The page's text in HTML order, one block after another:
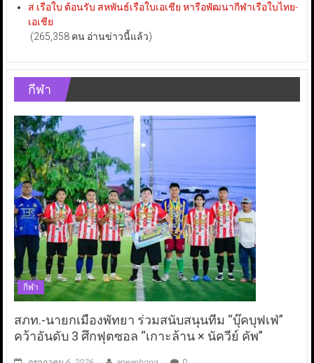
ส.เรือใบ ต้อนรับ สหพันธ์เรือใบเอเชีย หารือพัฒนากีฬาเรือใบไทย-
เอเชีย
(265,358 คน อ่านข่าวนี้แล้ว)
กีฬา
กีฬา
สภท.-นายกเมืองพัทยา ร่วมสนับสนุนทีม “บุ๊คบุฟเฟ่”
คว้าอันดับ 3 ศึกฟุตซอล “เกาะล้าน × นัควีย์ คัพ”